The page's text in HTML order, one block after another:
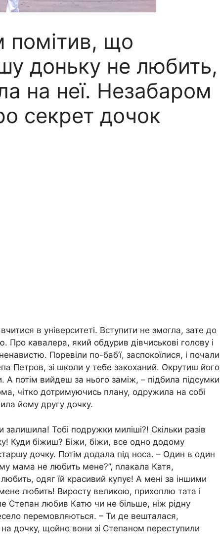
помітив, що
доньку не любить,
на неї. Незабаром
секрет дочок
в університеті. Вступити не змогла, зате до
кавалера, який обдурив дівчиськові голову і
Поревіли по-баб’ї, заспокоїлися, і почали
Петров, зі школи у тебе закоханий. Окрутиш його
А потім вийдеш за нього заміж, – підбила підсумки
чітко дотримуючись плану, одружила на собі
йому другу дочку.
Тобі подружки миліші?! Скільки разів
Куди біжиш? Біжи, біжи, все одно додому
дочку. Потім додала під носа. – Один в один
мама не любить мене?”, nлакала Катя,
одяг їй красивий купує! А мені за іншими
любить! Виросту великою, прихоплю тата і
Степан любив Катю чи не більше, ніж рідну
перемовляються. – Ти де вешталася,
дочку, щойно вони зі Степаном переступили